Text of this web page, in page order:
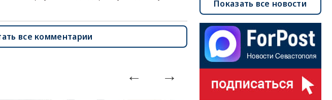
все комментарии
Показать все новости